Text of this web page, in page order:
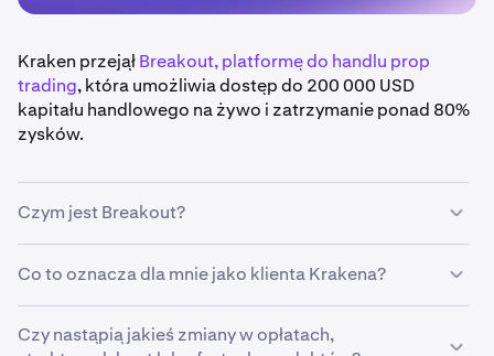
Kraken przejąłBreakout, platformę do handlu prop
trading, która umożliwia dostęp do 200 000 USD
kapitału handlowego na żywo i zatrzymanie ponad 80%
zysków.
Czym jest Breakout?
Breakout to natywna dla kryptowalut firma prop
tradingowa stworzona, aby wspierać traderów.
Wspierana przez infrastrukturę i globalną platformę
Krakena, Breakout oferuje narzędzia, zaufanie i
Co to oznacza dla mnie jako klienta Krakena?
Jako klient Krakena, będziesz mieć wyłączny dostęp do
platformy handlowej Breakout. Rejestrując się w
Czy nastąpią jakieś zmiany w opłatach,